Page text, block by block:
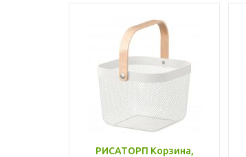
РИСАТОРП Корзина,